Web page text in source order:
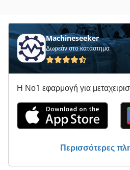
Machineseeker
Δωρεάν στο κατάστημα
Η Νο1 εφαρμογή για
Περισσότερες